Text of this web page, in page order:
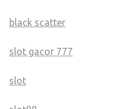
black scatter
slot gacor 777
slot